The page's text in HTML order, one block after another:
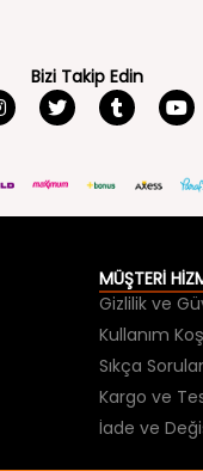
Bizi Takip Edin
MÜŞTERİ
Gizlilik ve
Kullanım
Sıkça
Kargo ve
İade ve